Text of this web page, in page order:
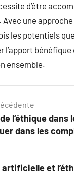
d’être
une
les potentiels
l’apport bénéfique
ensemble.
l’éthique dans
dans les
artificielle et